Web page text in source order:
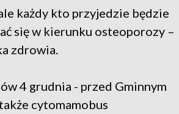
każdy kto przyjedzie będzie
się w kierunku osteoporozy –
zdrowia.
4 grudnia - przed Gminnym
cytomamobus